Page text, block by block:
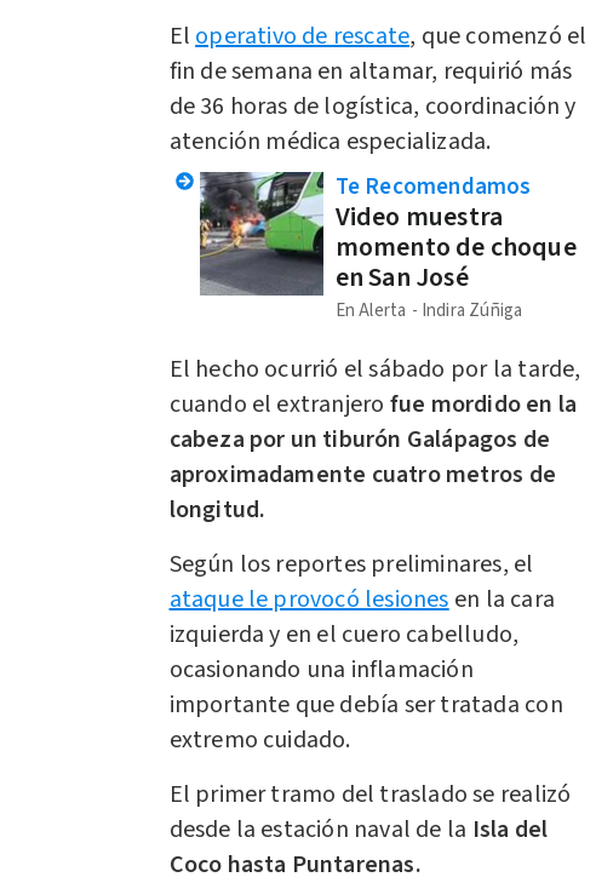
El operativo de rescate, que comenzó el
fin de semana en altamar, requirió más
de 36 horas de logística, coordinación y
atención médica especializada.
Te Recomendamos
Video muestra
momento de choque
en San José
En Alerta Indira Zúñiga
El hecho ocurrió el sábado por la tarde,
cuando el extranjero fue mordido en la
cabeza por un tiburón Galápagos de
aproximadamente cuatro metros de
longitud.
Según los reportes preliminares, el
ataque le provocó lesiones en la cara
izquierda y en el cuero cabelludo,
ocasionando una inflamación
importante que debía ser tratada con
extremo cuidado.
El primer tramo del traslado se realizó
desde la estación naval de la Isla del
Coco hasta Puntarenas.